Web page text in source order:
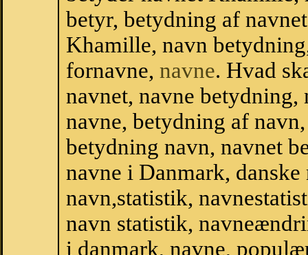
betyr, betydning af
Khamille, navn
fornavne, navne. Hvad
navnet, navne
navne, betydning af
betydning navn, navnet
navne i Danmark,
navn,statistik,
navn statistik,
i danmark, navne,